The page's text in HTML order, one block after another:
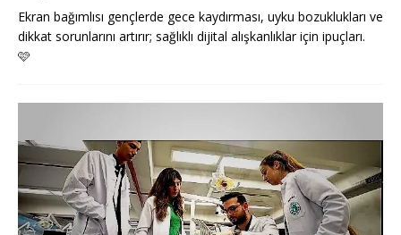
Ekran bağımlısı gençlerde gece kaydırması, uyku bozuklukları ve
dikkat sorunlarını artırır; sağlıklı dijital alışkanlıklar için ipuçları.
🩷